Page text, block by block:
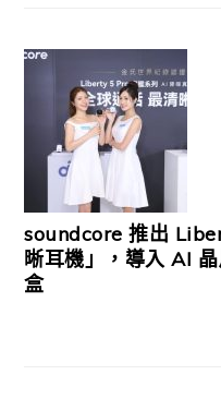
soundcore 推出
晰耳機」，導入 AI
盒